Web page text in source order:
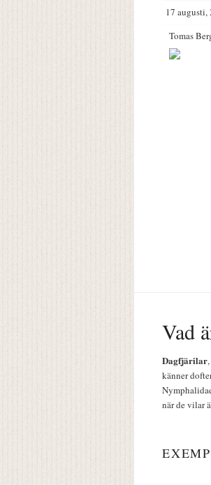
17 augusti,
Tomas
Vad
Dagfjärilar,
känner
när de vilar